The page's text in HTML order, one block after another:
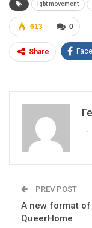
lgbt movement
0
613
Share
PREV POST
A new format of
QueerHome